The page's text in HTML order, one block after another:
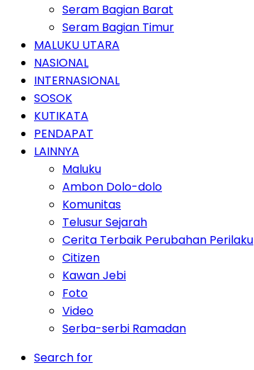
Seram Bagian Barat
Seram Bagian Timur
MALUKU UTARA
NASIONAL
INTERNASIONAL
SOSOK
KUTIKATA
PENDAPAT
LAINNYA
Maluku
Ambon Dolo-dolo
Komunitas
Telusur Sejarah
Cerita Terbaik Perubahan Perilaku
Citizen
Kawan Jebi
Foto
Video
Serba-serbi Ramadan
Search for